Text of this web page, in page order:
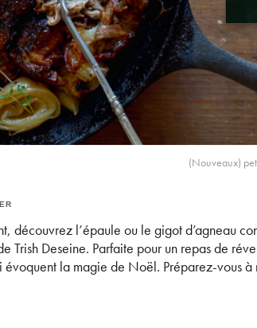
(Nouveaux)
découvrez l’épaule ou le gigot d’agneau
Trish Deseine. Parfaite pour un repas de
évoquent la magie de Noël. Préparez-vous